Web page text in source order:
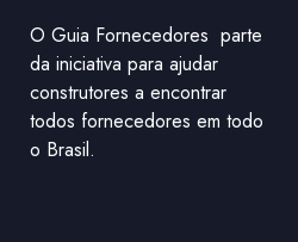
O Guia Fornecedores parte
da iniciativa para ajudar
construtores a encontrar
todos fornecedores em todo
o Brasil.